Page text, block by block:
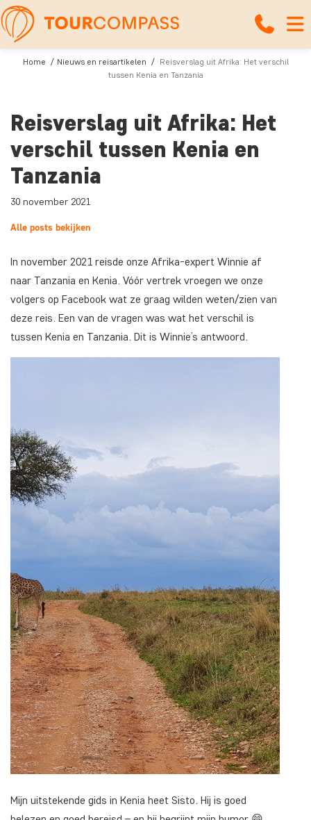
Home Nieuws en reisartikelen
Reisverslag uit Afrika: Het verschil
tussen Kenia en Tanzania
Reisverslag uit Afrika: Het
verschil tussen Kenia en
Tanzania
30 november 2021
Alle posts bekijken
In november 2021 reisde onze Afrika-expert Winnie af
naar Tanzania en Kenia. Vóór vertrek vroegen we onze
volgers op Facebook wat ze graag wilden weten/zien van
deze reis. Een van de vragen was wat het verschil is
tussen Kenia en Tanzania. Dit is Winnie’s antwoord.
Mijn uitstekende gids in Kenia heet Sisto. Hij is goed